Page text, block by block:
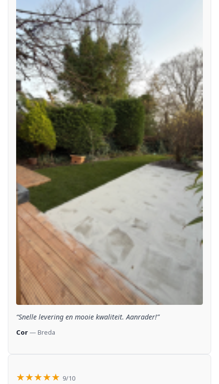
“Snelle levering en mooie kwaliteit. Aanrader!”
Cor — Breda
★★★★★ 9/10